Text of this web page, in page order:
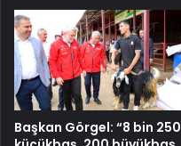
Başkan Görgel: “8 bin 250